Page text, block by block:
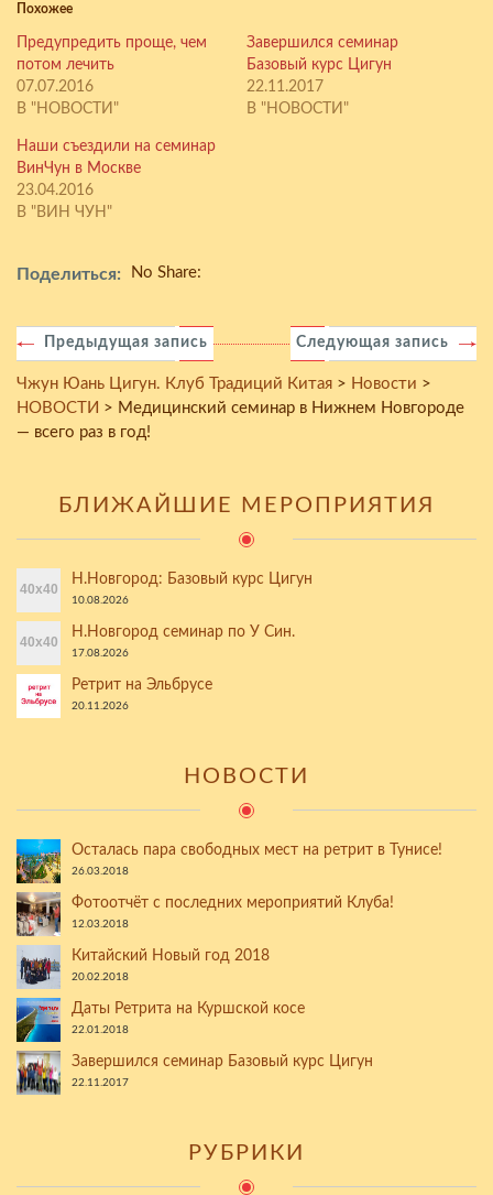
Похожее
Предупредить проще, чем
потом лечить
07.07.2016
В "НОВОСТИ"
Завершился семинар
Базовый курс Цигун
22.11.2017
В "НОВОСТИ"
Наши съездили на семинар
ВинЧун в Москве
23.04.2016
В "ВИН ЧУН"
Поделиться: No Share:
Следующая запись
Предыдущая запись
Чжун Юань Цигун. Клуб Традиций Китая > Новости >
НОВОСТИ > Медицинский семинар в Нижнем Новгороде
— всего раз в год!
БЛИЖАЙШИЕ МЕРОПРИЯТИЯ
Н.Новгород: Базовый курс Цигун
10.08.2026
Н.Новгород семинар по У Син.
17.08.2026
Ретрит на Эльбрусе
20.11.2026
НОВОСТИ
Осталась пара свободных мест на ретрит в Тунисе!
26.03.2018
Фотоотчёт с последних мероприятий Клуба!
12.03.2018
Китайский Новый год 2018
20.02.2018
Даты Ретрита на Куршской косе
22.01.2018
Завершился семинар Базовый курс Цигун
22.11.2017
РУБРИКИ